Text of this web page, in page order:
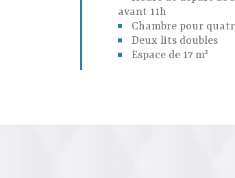
avant 11h
Chambre pour
Deux lits doubles
Espace de 17 m²